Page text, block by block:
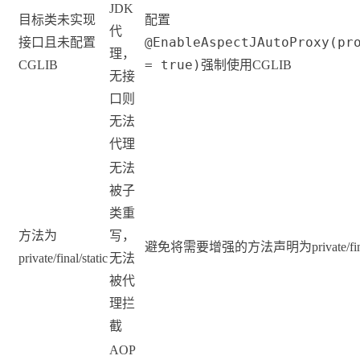
目标类未实现
接口且未配置
CGLIB
JDK
代
理，
无接
口则
无法
代理
配置
= true)强制使用CGLIB
方法为
private/final/static
无法
被子
类重
写，
无法
被代
理拦
截
避免将需要增强的方法声明为private/
AOP